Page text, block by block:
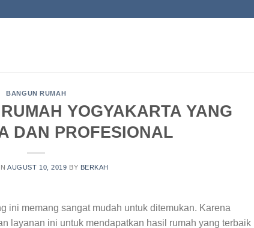
BANGUN RUMAH
YOGYAKARTA YANG
DAN PROFESIONAL
AUGUST 10, 2019 BY BERKAH
ini memang sangat mudah untuk ditemukan. Karena
layanan ini untuk mendapatkan hasil rumah yang terbaik